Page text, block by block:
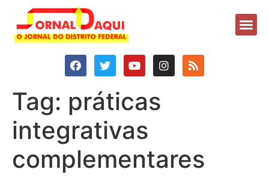
Tag: práticas
integrativas
complementares